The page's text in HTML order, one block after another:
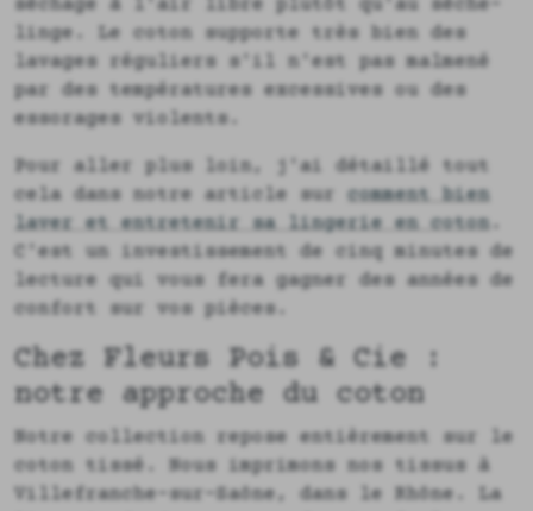
séchage à l'air libre plutôt qu'au sèche-
linge. Le coton supporte très bien des
lavages réguliers s'il n'est pas malmené
par des températures excessives ou des
essorages violents.
Pour aller plus loin, j'ai détaillé tout
cela dans notre article sur comment bien
laver et entretenir sa lingerie en coton
C'est un investissement de cinq minutes de
lecture qui vous fera gagner des années de
confort sur vos pièces.
Chez Fleurs Pois & Cie :
notre approche du coton
Notre collection repose entièrement sur le
coton tissé. Nous imprimons nos tissus à
Villefranche-sur-Saône, dans le Rhône. La